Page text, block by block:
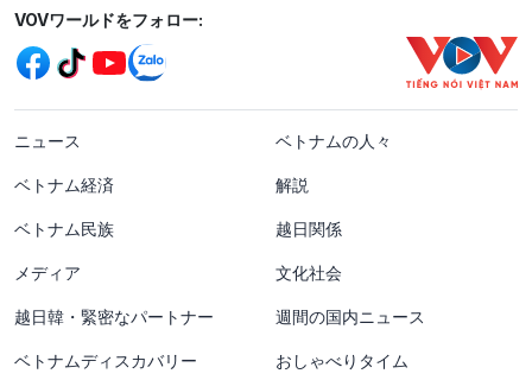
Mạng xã hội
VOVワールドをフォロー:
menu footer tiếng Nhật
ニュース ベトナムの人々
ベトナム経済 解説
ベトナム民族 越日関係
メディア 文化社会
越日韓・緊密なパートナー 週間の国内ニュース
ベトナムディスカバリー おしゃべりタイム